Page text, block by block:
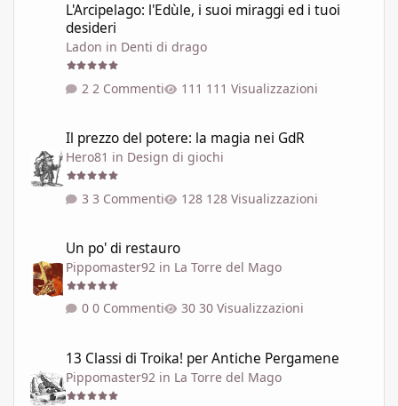
L'Arcipelago: l'Edùle, i suoi miraggi ed i tuoi
desideri
Ladon in Denti di drago
2 Commenti 111 Visualizzazioni
Il prezzo del potere: la magia nei GdR
Hero81 in Design di giochi
3 Commenti 128 Visualizzazioni
Un po' di restauro
Pippomaster92 in La Torre del Mago
0 Commenti 30 Visualizzazioni
13 Classi di Troika! per Antiche Pergamene
Pippomaster92 in La Torre del Mago